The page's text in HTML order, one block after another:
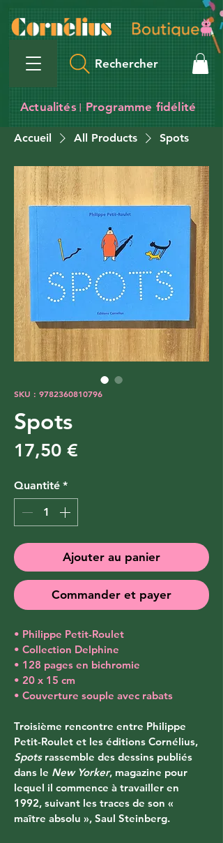
Rechercher
Programme fidélité
Actualités I
Accueil All Products Spots
SKU : 9782360810796
Spots
17,50 €
Quantité *
Ajouter au panier
Commander et payer
• Philippe Petit-Roulet
• Collection Delphine
• 128 pages en bichromie
• 20 x 15 cm
• Couverture souple avec rabats
Troisième rencontre entre Philippe
Petit-Roulet et les éditions Cornélius,
Spots rassemble des dessins publiés
dans le New Yorker, magazine pour
lequel il commence à travailler en
1992, suivant les traces de son «
maître absolu », Saul Steinberg.